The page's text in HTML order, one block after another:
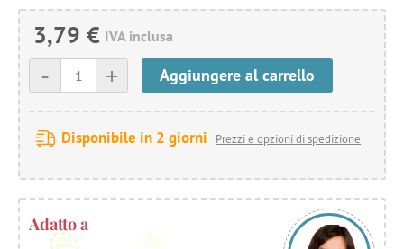
3,79 € IVA inclusa
+
- Aggiungere al carrello
Disponibile in 2 giorni Prezzi e opzioni di spedizione
Adatto a